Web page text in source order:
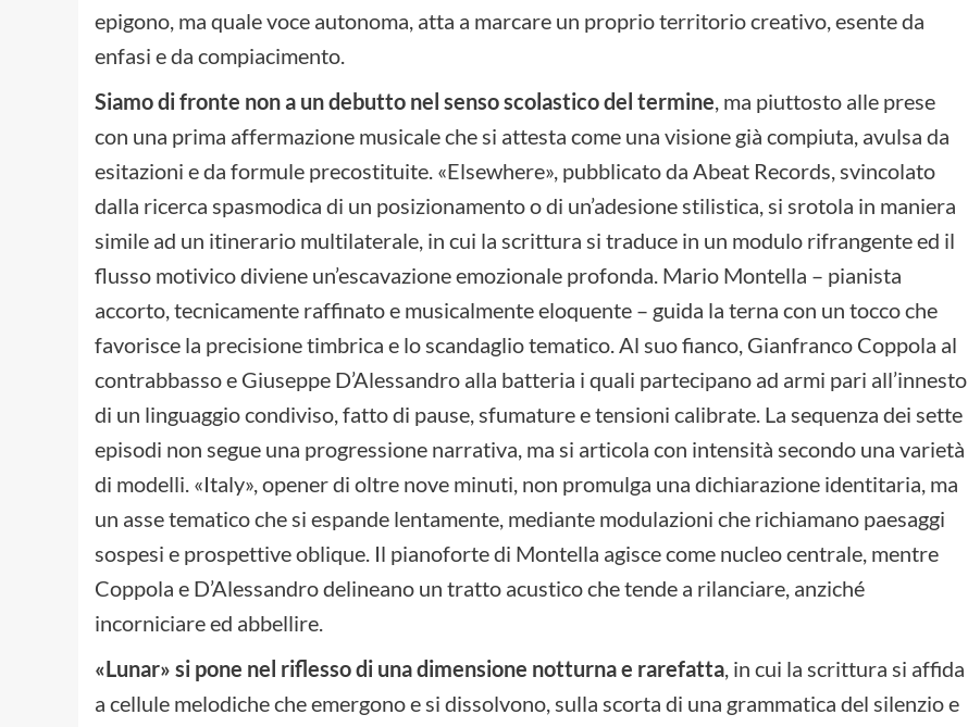
epigono, ma quale voce autonoma, atta a marcare un proprio territorio creativo, esente da
enfasi e da compiacimento.
Siamo di fronte non a un debutto nel senso scolastico del termine, ma piuttosto alle prese
con una prima affermazione musicale che si attesta come una visione già compiuta, avulsa da
esitazioni e da formule precostituite. «Elsewhere», pubblicato da Abeat Records, svincolato
dalla ricerca spasmodica di un posizionamento o di un’adesione stilistica, si srotola in maniera
simile ad un itinerario multilaterale, in cui la scrittura si traduce in un modulo rifrangente ed il
flusso motivico diviene un’escavazione emozionale profonda. Mario Montella – pianista
accorto, tecnicamente raffinato e musicalmente eloquente – guida la terna con un tocco che
favorisce la precisione timbrica e lo scandaglio tematico. Al suo fianco, Gianfranco Coppola al
contrabbasso e Giuseppe D’Alessandro alla batteria i quali partecipano ad armi pari all’innesto
di un linguaggio condiviso, fatto di pause, sfumature e tensioni calibrate. La sequenza dei sette
episodi non segue una progressione narrativa, ma si articola con intensità secondo una varietà
di modelli. «Italy», opener di oltre nove minuti, non promulga una dichiarazione identitaria, ma
un asse tematico che si espande lentamente, mediante modulazioni che richiamano paesaggi
sospesi e prospettive oblique. Il pianoforte di Montella agisce come nucleo centrale, mentre
Coppola e D’Alessandro delineano un tratto acustico che tende a rilanciare, anziché
incorniciare ed abbellire.
«Lunar» si pone nel riflesso di una dimensione notturna e rarefatta, in cui la scrittura si affida
a cellule melodiche che emergono e si dissolvono, sulla scorta di una grammatica del silenzio e